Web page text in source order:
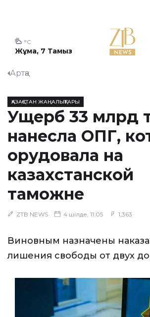
Жұма, 7 Тамыз
°C
Артқа
ҚАЗАҚСТАН ЖАҢАЛЫҚТАРЫ
Ущерб 33 млрд
нанесла ОПГ,
орудовала на
казахстанской
таможне
ZTB NEWS 4 шілде, 11:05 1,363
Виновным назначены
лишения свободы от двух